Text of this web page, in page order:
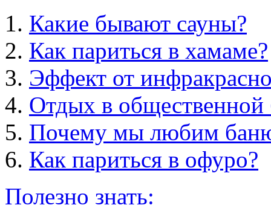
Какие бывают сауны?
Как париться в хамаме?
Эффект от
Отдых в общественной
Почему мы любим
Как париться в офуро?
Полезно знать: